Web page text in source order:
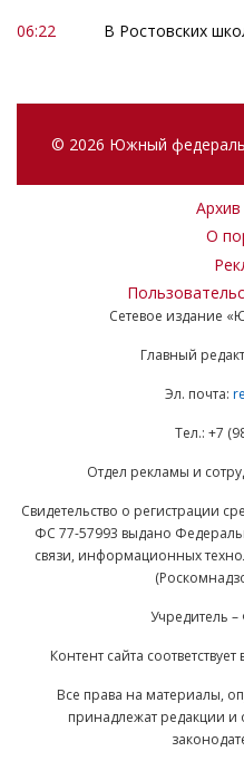
06:22 В Ростовских
© 2026 Южный
Архив
О
Сетевое издание
Главный
Эл. почта:
Тел.: +7
Отдел рекламы и
Свидетельство о регистрации
ФС 77-57993 выдано
связи, информационных
Учредитель
Контент сайта
Все права на материалы,
принадлежат редакции и